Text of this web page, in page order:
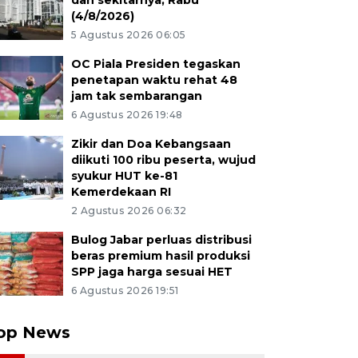
(4/8/2026)
5 Agustus 2026 06:05
OC Piala Presiden tegaskan
penetapan waktu rehat 48
jam tak sembarangan
6 Agustus 2026 19:48
Zikir dan Doa Kebangsaan
diikuti 100 ribu peserta, wujud
syukur HUT ke-81
Kemerdekaan RI
2 Agustus 2026 06:32
Bulog Jabar perluas distribusi
beras premium hasil produksi
SPP jaga harga sesuai HET
6 Agustus 2026 19:51
News